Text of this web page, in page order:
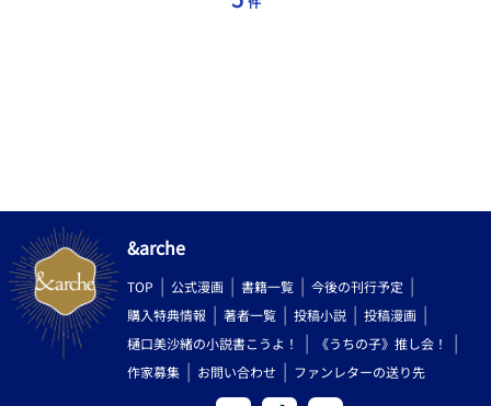
&arche
TOP 公式漫画 書籍一覧
今後の刊行予定
購入特典情報
著者一覧 投稿小説
投稿漫画
樋口美沙緒の小説書こうよ！
《うちの子》推し会！
作家募集
お問い合わせ ファンレターの送り先